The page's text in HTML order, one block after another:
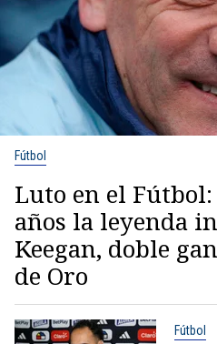
Fútbol
Luto en el Fútbol:
años la leyenda
Keegan, doble
de Oro
Fútbol